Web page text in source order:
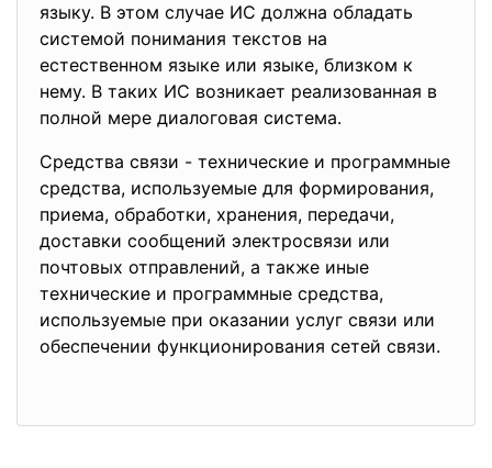
языку. В этом случае ИС должна обладать
системой понимания текстов на
естественном языке или языке, близком к
нему. В таких ИС возникает реализованная в
полной мере диалоговая система.
Средства связи - технические и программные
средства, используемые для формирования,
приема, обработки, хранения, передачи,
доставки сообщений электросвязи или
почтовых отправлений, а также иные
технические и программные средства,
используемые при оказании услуг связи или
обеспечении функционирования сетей связи.